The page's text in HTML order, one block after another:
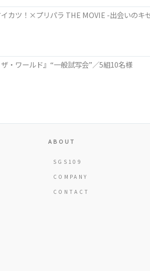
カツ！×プリパラ THE MOVIE -出会いのキ
・ワールド』“一般試写会”／5組10名様
ABOUT
SGS109
COMPANY
CONTACT